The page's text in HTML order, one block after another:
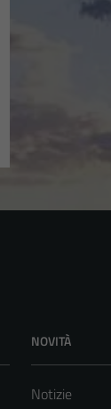
NOVITÀ
Notizie